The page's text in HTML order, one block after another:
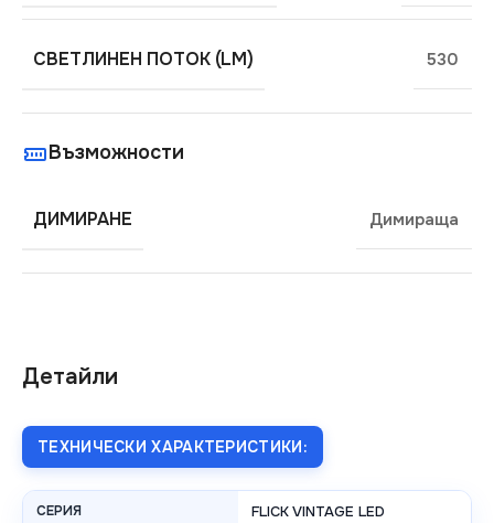
Детайли
ТЕХНИЧЕСКИ ХАРАКТЕРИСТИКИ:
СЕРИЯ FLICK VINTAGE LED
СВЕТЛИНЕН ПОТОК (LM) 530
Възможности
ДИМИРАНЕ Димираща